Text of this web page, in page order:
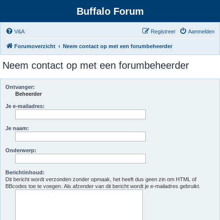
Buffalo Forum
V&A Aanmelden
Registreer
Forumoverzicht Neem contact op met een forumbeheerder
Neem contact op met een forumbeheerder
Ontvanger:
Beheerder
Je e-mailadres:
Je naam:
Onderwerp:
Berichtinhoud:
Dit bericht wordt verzonden zonder opmaak, het heeft dus geen zin om HTML of
BBcodes toe te voegen. Als afzender van dit bericht wordt je e-mailadres gebruikt.